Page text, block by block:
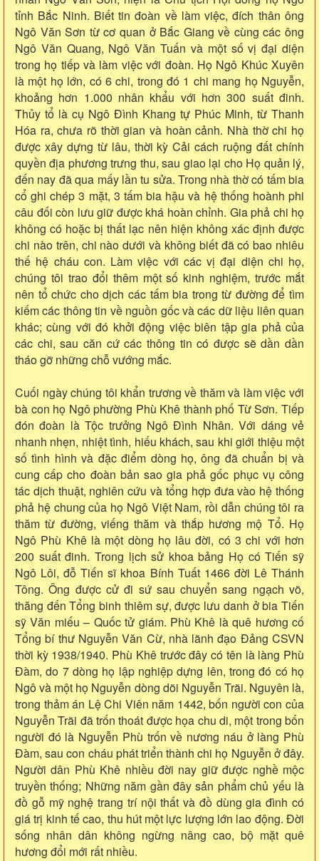
tỉnh Bắc Ninh. Biết tin đoàn về làm việc, đích thân ông
Ngô Văn Sơn từ cơ quan ở Bắc Giang về cùng các ông
Ngô Văn Quang, Ngô Văn Tuấn và một số vị đại diện
trong họ tiếp và làm việc với đoàn. Họ Ngô Khúc Xuyên
là một họ lớn, có 6 chi, trong đó 1 chi mang họ Nguyễn,
khoảng hơn 1.000 nhân khẩu với hơn 300 suất đinh.
Thủy tổ là cụ Ngô Đình Khang tự Phúc Minh, từ Thanh
Hóa ra, chưa rõ thời gian và hoàn cảnh. Nhà thờ chi họ
được xây dựng từ lâu, thời kỳ Cải cách ruộng đất chính
quyền địa phương trưng thu, sau giao lại cho Họ quản lý,
đến nay đã qua mấy lần tu sửa. Trong nhà thờ có tấm bia
cổ ghi chép 3 mặt, 3 tấm bia hậu và hệ thống hoành phi
câu đối còn lưu giữ được khá hoàn chỉnh. Gia phả chi họ
không có hoặc bị thất lạc nên hiện không xác định được
chi nào trên, chi nào dưới và không biết đã có bao nhiêu
thế hệ cháu con. Làm việc với các vị đại diện chi họ,
chúng tôi trao đổi thêm một số kinh nghiệm, trước mắt
nên tổ chức cho dịch các tấm bia trong từ đường để tìm
kiếm các thông tin về nguồn gốc và các dữ liệu liên quan
khác; cùng với đó khởi động việc biên tập gia phả của
các chi, sau căn cứ các thông tin có được sẽ dần dần
tháo gỡ những chỗ vướng mắc.
Cuối ngày chúng tôi khẩn trương về thăm và làm việc với
bà con họ Ngô phường Phù Khê thành phố Từ Sơn. Tiếp
đón đoàn là Tộc trưởng Ngô Đình Nhân. Với dáng vẻ
nhanh nhẹn, nhiệt tình, hiếu khách, sau khi giới thiệu một
số tình hình và đặc điểm dòng họ, ông đã chuẩn bị và
cung cấp cho đoàn bản sao gia phả gốc phục vụ công
tác dịch thuật, nghiên cứu và tổng hợp đưa vào hệ thống
phả hệ chung của họ Ngô Việt Nam, rồi dẫn chúng tôi ra
thăm từ đường, viếng thăm và thắp hương mộ Tổ. Họ
Ngô Phù Khê là một dòng họ lâu đời, có 3 chi với hơn
200 suất đinh. Trong lịch sử khoa bảng Họ có Tiến sỹ
Ngô Lôi, đỗ Tiến sĩ khoa Bính Tuất 1466 đời Lê Thánh
Tông. Ông được cử đi sứ sau chuyển sang ngạch võ,
thăng đến Tổng binh thiêm sự, được lưu danh ở bia Tiến
sỹ Văn miếu – Quốc tử giám. Phù Khê là quê hương cố
Tổng bí thư Nguyễn Văn Cừ, nhà lãnh đạo Đảng CSVN
thời kỳ 1938/1940. Phù Khê trước đây có tên là làng Phù
Đàm, do 7 dòng họ lập nghiệp dựng lên, trong đó có họ
Ngô và một họ Nguyễn dòng dõi Nguyễn Trãi. Nguyên là,
trong thảm án Lệ Chi Viên năm 1442, bốn người con của
Nguyễn Trãi đã trốn thoát được họa chu di, một trong bốn
người đó là Nguyễn Phù trốn về nương náu ở làng Phù
Đàm, sau con cháu phát triển thành chi họ Nguyễn ở đây.
Người dân Phù Khê nhiều đời nay giữ được nghề mộc
truyền thống; Những năm gần đây sản phẩm chủ yếu là
đồ gỗ mỹ nghệ trang trí nội thất và đồ dùng gia đình có
giá trị kinh tế cao, thu hút một lực lượng lớn lao động. Đời
sống nhân dân không ngừng nâng cao, bộ mặt quê
hương đổi mới rất nhiều.